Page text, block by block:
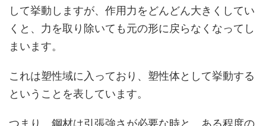
して挙動しますが、作用力をどんどん大きくしてい
くと、力を取り除いても元の形に戻らなくなってし
まいます。
これは塑性域に入っており、塑性体として挙動する
ということを表しています。